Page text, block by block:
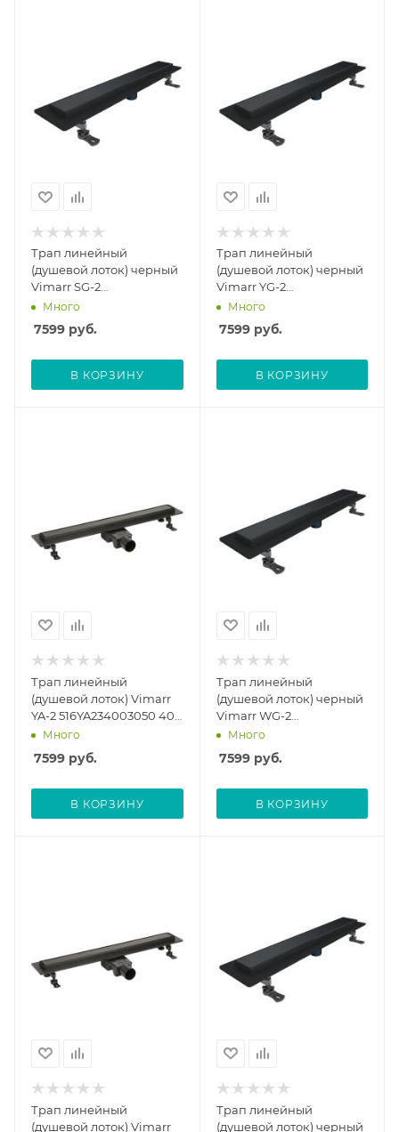
Трап линейный
(душевой лоток) черный
Vimarr SG-2
516SG244003050 400 мм
с вертикальным
выходом D50 мм, с
(перевертыш)
Много
7599 руб.
В КОРЗИНУ
Трап линейный
(душевой лоток) черный
Vimarr YG-2
516YG244003050 400 мм
с вертикальным
выходом D50 мм, с
(перевертыш)
Много
7599руб.
В КОРЗИНУ
Трап линейный
(душевой лоток) Vimarr
YA-2 516YA234003050 400
мм с горизонтальным
выходом D50 мм, с
решеткой под плитку
Много
7599 руб.
В КОРЗИНУ
Трап линейный
(душевой лоток) черный
Vimarr WG-2
516WG244003050 400
мм с вертикальным
выходом D50 мм, с
(перевертыш)
Много
7599руб.
В КОРЗИНУ
Трап линейный
(душевой лоток) Vimarr
Трап линейный
(душевой лоток) черный